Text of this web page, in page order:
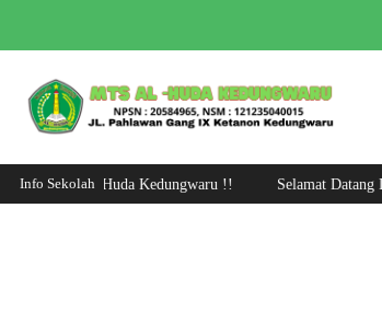
Info Sekolah
MTs Al - Huda Kedungwaru !! Selamat Datang